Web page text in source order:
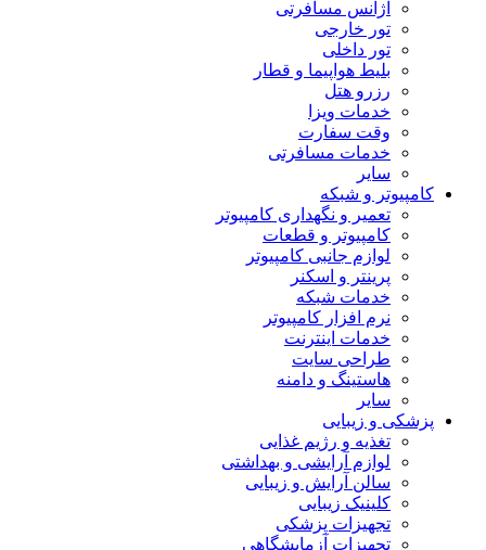
آژانس مسافرتی
تور خارجی
تور داخلی
بلیط هواپیما و قطار
رزرو هتل
خدمات ویزا
وقت سفارت
خدمات مسافرتی
سایر
کامپیوتر و شبکه
تعمیر و نگهداری کامپیوتر
کامپیوتر و قطعات
لوازم جانبی کامپیوتر
پرینتر و اسکنر
خدمات شبکه
نرم افزار کامپیوتر
خدمات اینترنت
طراحی سایت
هاستینگ و دامنه
سایر
پزشکی و زیبایی
تغذیه و رژیم غذایی
لوازم آرایشی و بهداشتی
سالن آرایش و زیبایی
کلینیک زیبایی
تجهیزات پزشکی
تجهیزات آزمایشگاهی